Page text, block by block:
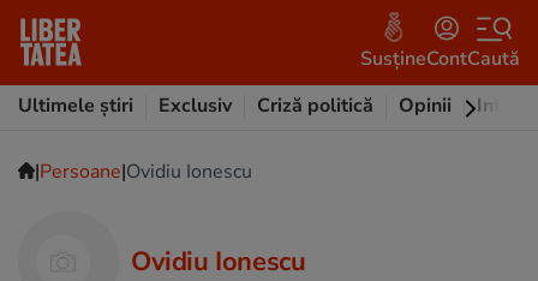
SusțineContCaută
Ultimele știri
Exclusiv Criză politică Opinii
|Persoane|Ovidiu Ionescu
Ovidiu Ionescu